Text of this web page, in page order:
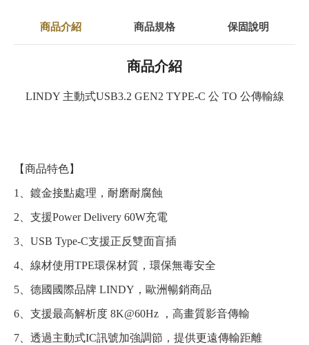
商品介紹 商品規格 保固說明
商品介紹
LINDY 主動式USB3.2 GEN2 TYPE-C 公 TO 公傳輸線
【商品特色】
1、鍍金接點處理，耐磨耐腐蝕
2、支援Power Delivery 60W充電
3、USB Type-C支援正反雙面盲插
4、線材使用TPE環保材質，環保無毒安全
5、德國國際品牌 LINDY，歐洲暢銷商品
6、支援最高解析度 8K@60Hz ，高畫質影音傳輸
7、透過主動式IC訊號加強調節，提供更遠傳輸距離